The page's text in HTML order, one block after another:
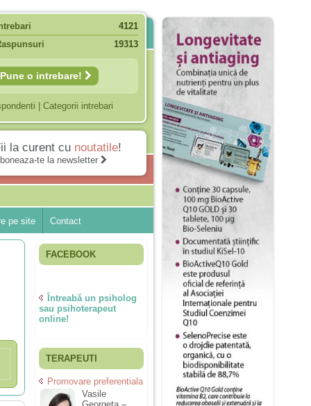
4121
19313
Pune o intrebare!
Categorii intrebari
la curent cu noutatile!
te la newsletter
pe site Contact
FACEBOOK
Întreabă un psiholog
sau psihoterapeut
online!
TERAPEUTI
Promovare preferentiala
Vasile